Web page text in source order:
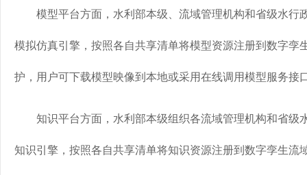
模型平台方面，水利部本级、流域管理机构和省级水行
模拟仿真引擎，按照各自共享清单将模型资源注册到数字孪
护，用户可下载模型映像到本地或采用在线调用模型服务接
知识平台方面，水利部本级组织各流域管理机构和省级
知识引擎，按照各自共享清单将知识资源注册到数字孪生流